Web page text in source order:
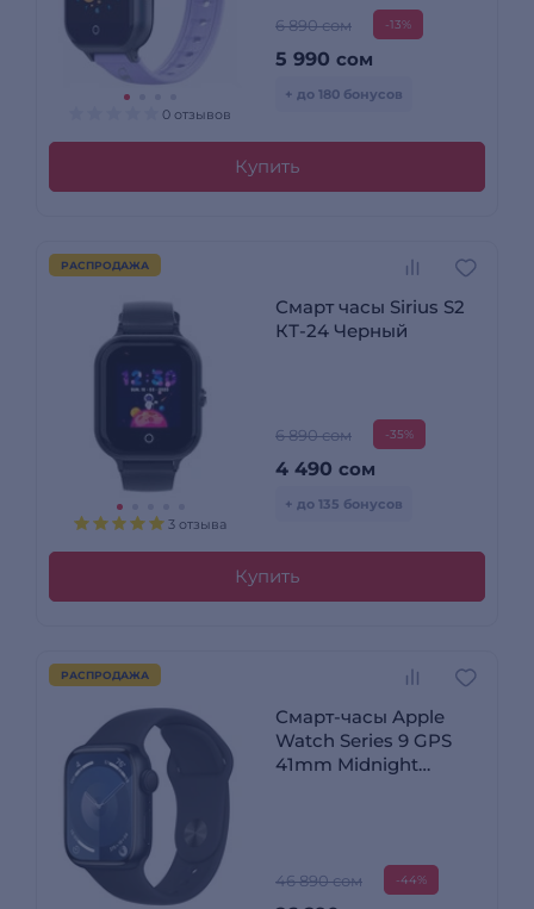
0 отзывов
6 890 сом -13%
5 990 сом
+ до 180 бонусов
Купить
РАСПРОДАЖА
3 отзыва
Смарт часы Sirius S2
КТ-24 Черный
6 890 сом -35%
4 490 сом
+ до 135 бонусов
Купить
РАСПРОДАЖА
Смарт-часы Apple
Watch Series 9 GPS
41mm Midnight
46 890 сом -44%